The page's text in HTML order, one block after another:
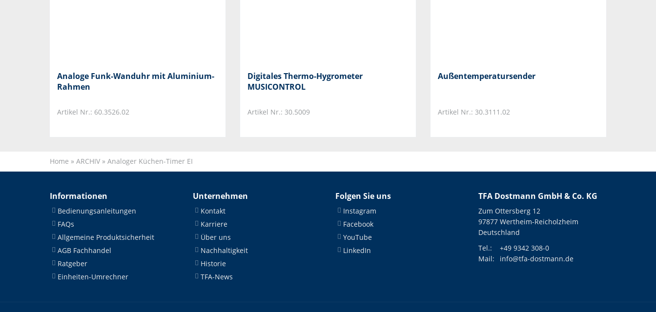
Analoge Funk-Wanduhr mit Aluminium-
Rahmen
Artikel Nr.: 60.3526.02
Digitales Thermo-Hygrometer
MUSICONTROL
Artikel Nr.: 30.5009
Außentemperatursender
Artikel Nr.: 30.3111.02
Home » ARCHIV » Analoger Küchen-Timer EI
Informationen
Bedienungsanleitungen
FAQs
Allgemeine Produktsicherheit
AGB Fachhandel
Ratgeber
Einheiten-Umrechner
Unternehmen
Kontakt
Karriere
Über uns
Nachhaltigkeit
Historie
TFA-News
Folgen Sie uns
Instagram
Facebook
YouTube
LinkedIn
TFA Dostmann GmbH & Co. KG
Zum Ottersberg 12
97877 Wertheim-Reicholzheim
Deutschland
Tel.:
+49 9342 308-0
Mail:
info@tfa-dostmann.de